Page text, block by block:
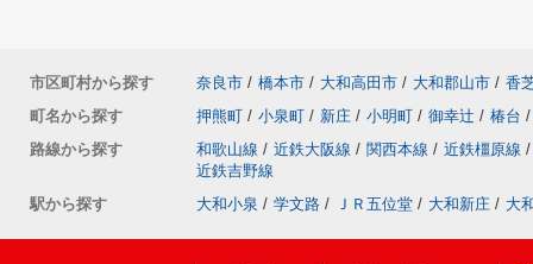
市区町村から探す 奈良市 / 橋本市 / 大和高田市 / 大和郡山市 / 香
町名から探す
押熊町 / 小泉町 / 新庄 / 小明町 / 御幸辻 / 椿台 /
路線から探す
和歌山線 / 近鉄大阪線 / 関西本線 / 近鉄橿原線 /
近鉄吉野線
駅から探す
大和小泉 / 学文路 / ＪＲ五位堂 / 大和新庄 / 大